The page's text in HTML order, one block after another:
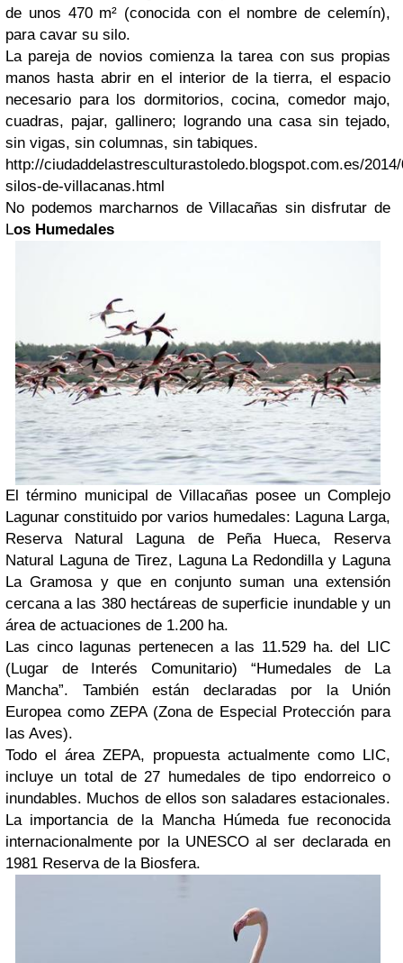
de unos 470 m² (conocida con el nombre de celemín),
para cavar su silo.
La pareja de novios comienza la tarea con sus propias
manos hasta abrir en el interior de la tierra, el espacio
necesario para los dormitorios, cocina, comedor majo,
cuadras, pajar, gallinero; logrando una casa sin tejado,
sin vigas, sin columnas, sin tabiques.
http://ciudaddelastresculturastoledo.blogspot.com.es/
silos-de-villacanas.html
No podemos marcharnos de Villacañas sin disfrutar de
Los Humedales
El término municipal de Villacañas posee un Complejo
Lagunar constituido por varios humedales: Laguna Larga,
Reserva Natural Laguna de Peña Hueca, Reserva
Natural Laguna de Tirez, Laguna La Redondilla y Laguna
La Gramosa y que en conjunto suman una extensión
cercana a las 380 hectáreas de superficie inundable y un
área de actuaciones de 1.200 ha.
Las cinco lagunas pertenecen a las 11.529 ha. del LIC
(Lugar de Interés Comunitario) “Humedales de La
Mancha”. También están declaradas por la Unión
Europea como ZEPA (Zona de Especial Protección para
las Aves).
Todo el área ZEPA, propuesta actualmente como LIC,
incluye un total de 27 humedales de tipo endorreico o
inundables. Muchos de ellos son saladares estacionales.
La importancia de la Mancha Húmeda fue reconocida
internacionalmente por la UNESCO al ser declarada en
1981 Reserva de la Biosfera.